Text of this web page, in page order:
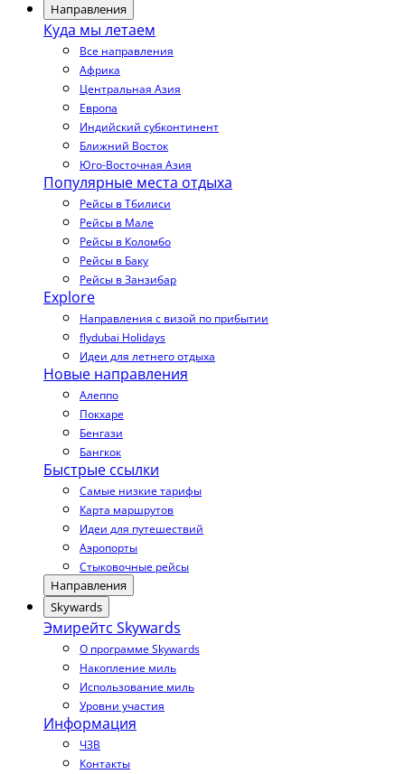
Направления
Куда мы летаем
Все направления
Африка
Центральная Азия
Европа
Индийский субконтинент
Ближний Восток
Юго-Восточная Азия
Популярные места отдыха
Рейсы в Тбилиси
Рейсы в Мале
Рейсы в Коломбо
Рейсы в Баку
Рейсы в Занзибар
Explore
Направления с визой по прибытии
flydubai Holidays
Идеи для летнего отдыха
Новые направления
Алеппо
Покхаре
Бенгази
Бангкок
Быстрые ссылки
Самые низкие тарифы
Карта маршрутов
Идеи для путешествий
Аэропорты
Стыковочные рейсы
Направления
Skywards
Эмирейтс Skywards
О программе Skywards
Накопление миль
Использование миль
Уровни участия
Информация
ЧЗВ
Контакты